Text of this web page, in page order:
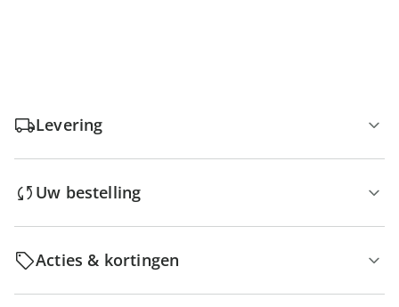
Levering
Uw bestelling
Acties & kortingen